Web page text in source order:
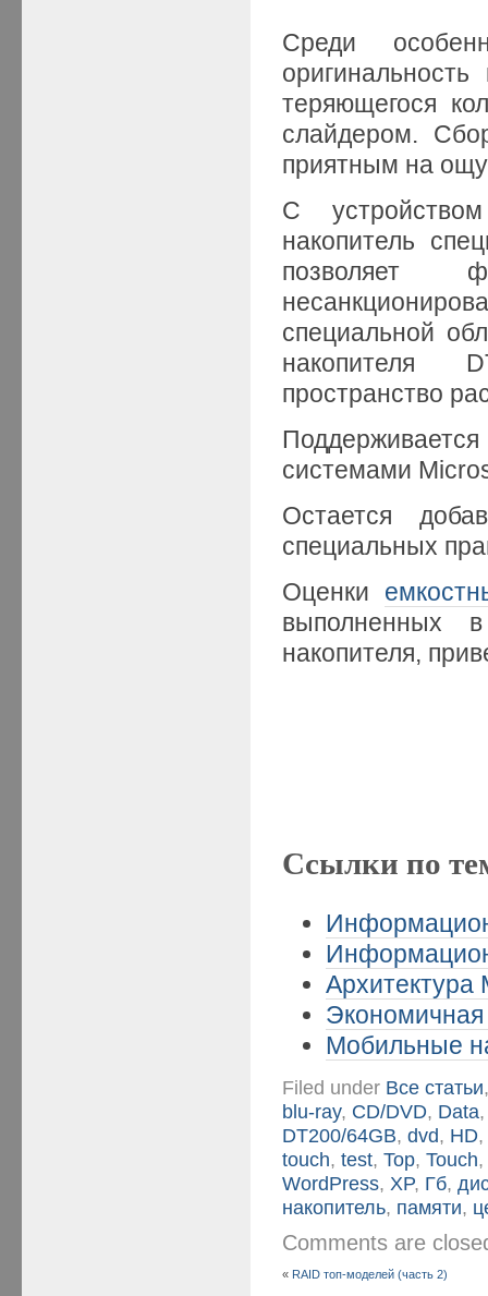
Среди
теряющегося
слайдером.
приятным на
С
накопитель
позволяет
специальной
накопителя
пространство
системами
Остается
специальных
Оценки
выполненных
накопителя,
Ссылки по
Архитектура
Экономичная
Мобильные
Filed under Все статьи
blu-ray, CD/DVD, Data
DT200/64GB,dvd, HD
touch,test,Top,Touch
WordPress, XP, Гб,
накопитель, памяти,
Comments are
« RAID топ-моделей (часть 2)